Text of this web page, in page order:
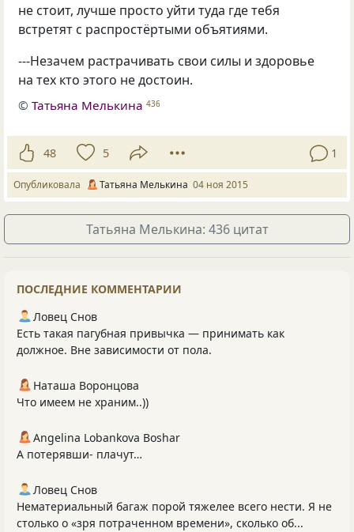
не стоит, лучше просто уйти туда где тебя
встретят с распростёртыми объятиями.
---Незачем растрачивать свои силы и здоровье
на тех кто этого не достоин.
©Татьяна Мелькина 436
48 5 1
Опубликовала Татьяна Мелькина 04 ноя 2015
Татьяна Мелькина: 436 цитат
ПОСЛЕДНИЕ КОММЕНТАРИИ
Ловец Снов
Есть такая пагубная привычка — принимать как
должное. Вне зависимости от пола.
Наташа Воронцова
Что имеем не храним..))
Angelina Lobankova Boshar
А потерявши- плачут…
Ловец Снов
Нематериальный багаж порой тяжелее всего нести. Я не
столько о «зря потраченном времени», сколько об...